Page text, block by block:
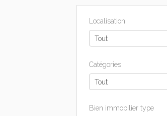
Localisation
Tout
Catégories
Tout
Bien immobilier type